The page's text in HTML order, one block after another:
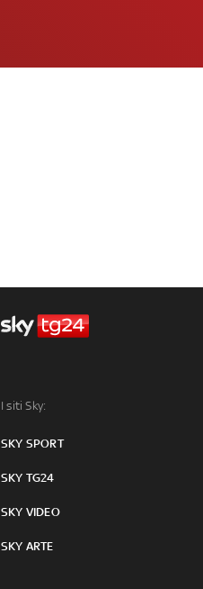
I siti Sky:
SKY SPORT
SKY TG24
SKY VIDEO
SKY ARTE